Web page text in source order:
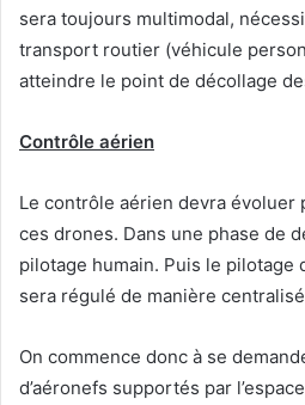
sera toujours multimodal,
transport routier (véhicule
atteindre le point de décollage
Contrôle aérien
Le contrôle aérien devra évoluer
ces drones. Dans une phase de
pilotage humain. Puis le pilotage
sera régulé de manière
On commence donc à se
d’aéronefs supportés par